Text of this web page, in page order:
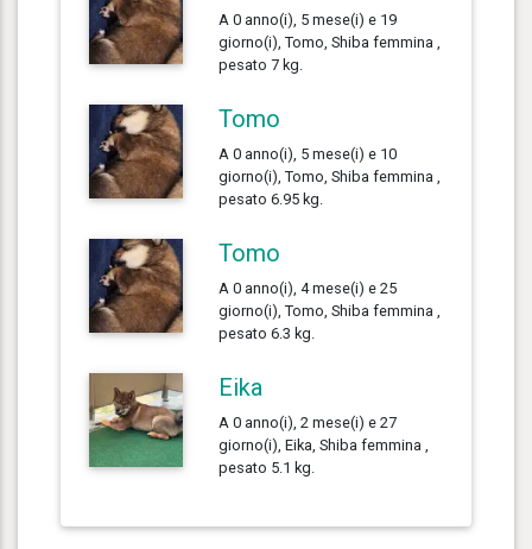
A 0 anno(i), 5 mese(i) e 19
giorno(i), Tomo, Shiba femmina ,
pesato 7 kg.
Tomo
A 0 anno(i), 5 mese(i) e 10
giorno(i), Tomo, Shiba femmina ,
pesato 6.95 kg.
Tomo
A 0 anno(i), 4 mese(i) e 25
giorno(i), Tomo, Shiba femmina ,
pesato 6.3 kg.
Eika
A 0 anno(i), 2 mese(i) e 27
giorno(i), Eika, Shiba femmina ,
pesato 5.1 kg.